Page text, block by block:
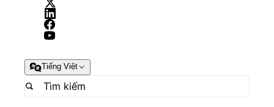
Tiếng Việt